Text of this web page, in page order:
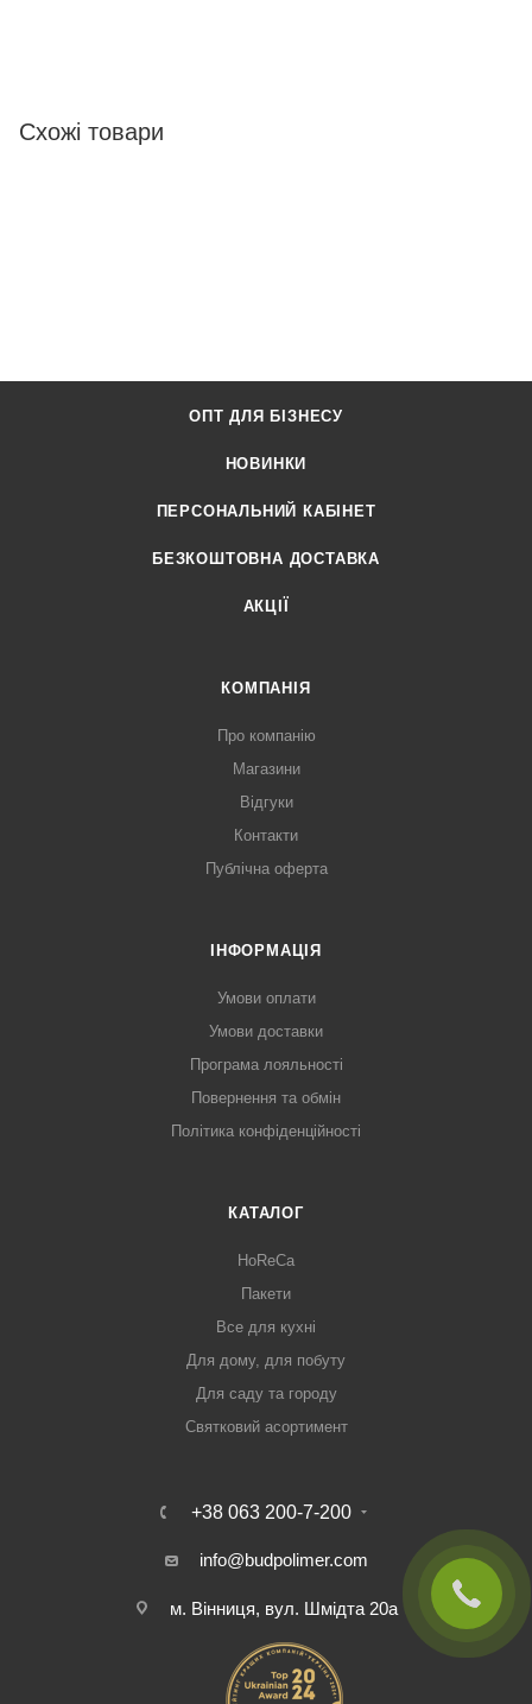
Схожі товари
ОПТ ДЛЯ БІЗНЕСУ
НОВИНКИ
ПЕРСОНАЛЬНИЙ КАБІНЕТ
БЕЗКОШТОВНА ДОСТАВКА
АКЦІЇ
КОМПАНІЯ
Про компанію
Магазини
Відгуки
Контакти
Публічна оферта
ІНФОРМАЦІЯ
Умови оплати
Умови доставки
Програма лояльності
Повернення та обмін
Політика конфіденційності
КАТАЛОГ
HoReCa
Пакети
Все для кухні
Для дому, для побуту
Для саду та городу
Святковий асортимент
+38 063 200-7-200
info@budpolimer.com
м. Вінниця, вул. Шмідта 20а